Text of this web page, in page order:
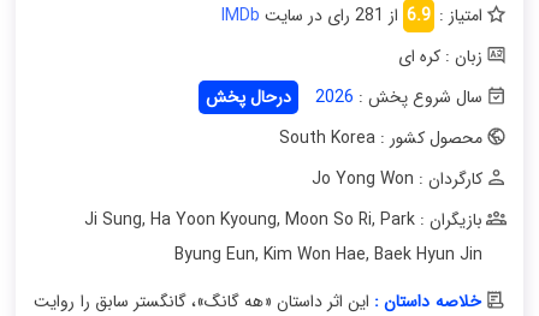
امتیاز : 6.9 از 281 رای در سایت
IMDb
زبان : کره ای
سال شروع پخش : 2026
درحال پخش
محصول کشور : South Korea
کارگردان : Jo Yong Won
بازیگران : Ji Sung
, Ha Yoon Kyoung, Moon So Ri, Park
Byung Eun, Kim Won Hae, Baek Hyun Jin
خلاصه داستان : این اثر داستان «هه گانگ»، گانگستر سابق را روایت